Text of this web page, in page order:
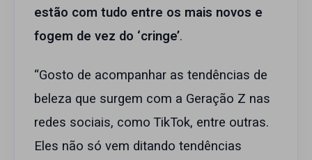
estão com tudo entre os mais novos e
fogem de vez do ‘cringe’.
“Gosto de acompanhar as tendências de
beleza que surgem com a Geração Z nas
redes sociais, como TikTok, entre outras.
Eles não só vem ditando tendências